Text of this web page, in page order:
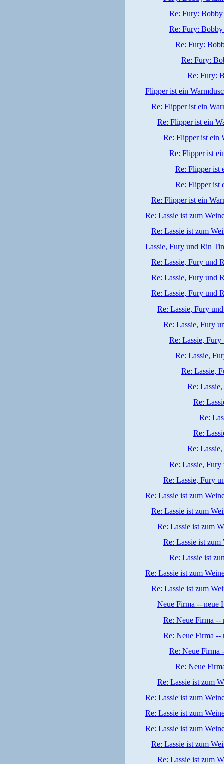
Re: Fury:
Re: Fury:
Re: Fury:
Re: Fury:
Re: Fury:
Flipper ist ein
Re: Flipper ist ein
Re: Flipper ist ein
Re: Flipper ist ein
Re: Flipper ist
Re: Flipper ist
Re: Flipper ist
Re: Flipper ist ein
Re: Lassie ist zum
Re: Lassie ist zum
Lassie, Fury und Rin
Re: Lassie, Fury und
Re: Lassie, Fury und
Re: Lassie, Fury und
Re: Lassie, Fury
Re: Lassie, Fury
Re: Lassie,
Re: Lassie,
Re: Lassie,
Re:
Re:
Re:
Re:
Re:
Re: Lassie,
Re: Lassie, Fury
Re: Lassie ist zum
Re: Lassie ist zum
Re: Lassie ist zum
Re: Lassie ist zum
Re: Lassie ist
Re: Lassie ist zum
Re: Lassie ist zum
Neue Firma -- neue
Re: Neue Firma
Re: Neue Firma
Re: Neue Firma
Re: Neue
Re: Lassie ist zum
Re: Lassie ist zum
Re: Lassie ist zum
Re: Lassie ist zum
Re: Lassie ist zum
Re: Lassie ist zum